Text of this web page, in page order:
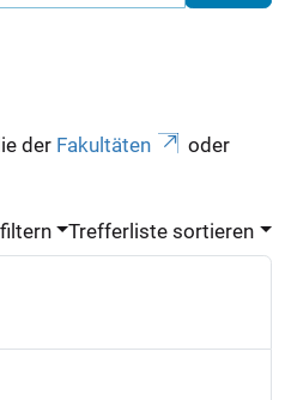
der Fakultäten
oder
Trefferliste sortieren